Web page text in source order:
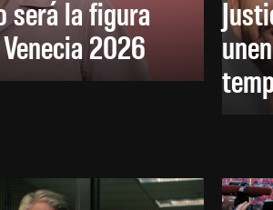
será la figura
2026